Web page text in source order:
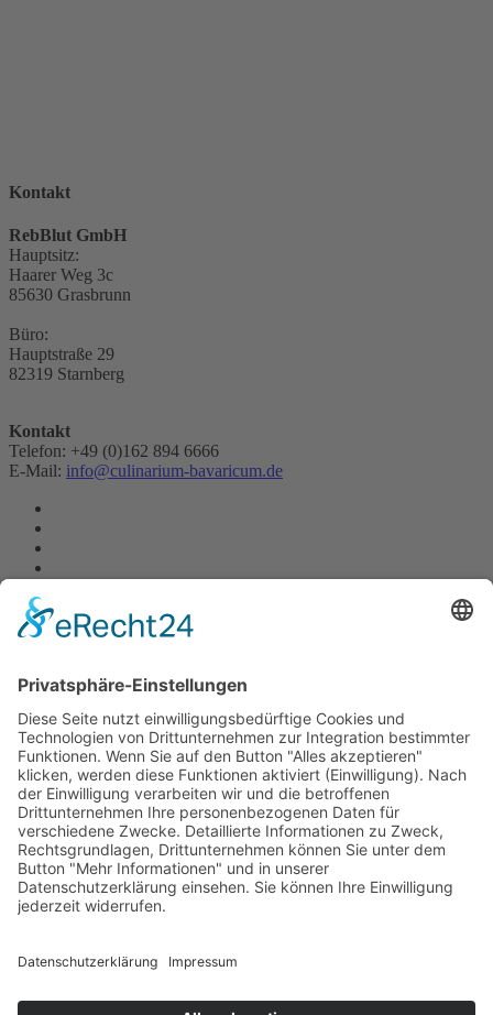
Kontakt
RebBlut GmbH
Hauptsitz:
Haarer Weg 3c
85630 Grasbrunn
Büro:
Hauptstraße 29
82319 Starnberg
Kontakt
Telefon: +49 (0)162 894 6666
E-Mail: info@culinarium-bavaricum.de
Quick Links
Impressum
AGB
Datenschutzerklärung
Widerrufserklärung
Sitemap
CheckIn
Gewinnspiele Teilnahmebedingungen
Partner von
WSET Global
Einfach geniessen
Gastronomie Report
DEHOGA Bundesverband
Weinwelten